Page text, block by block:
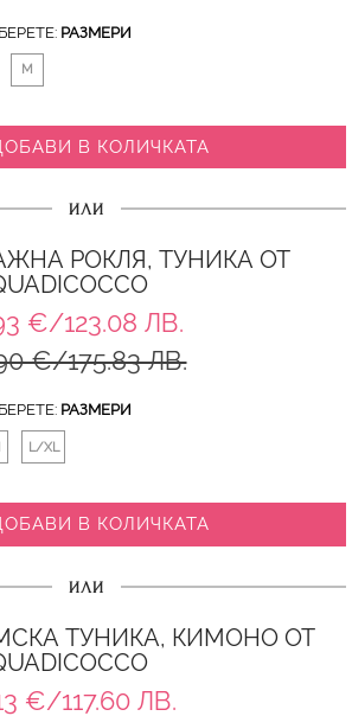
РАЗМЕРИ
M
В КОЛИЧКАТА
ИЛИ
РОКЛЯ, ТУНИКА ОТ
€/123.08 ЛВ.
€/175.83 ЛВ.
РАЗМЕРИ
L/XL
В КОЛИЧКАТА
ИЛИ
ТУНИКА, КИМОНО ОТ
€/117.60 ЛВ.